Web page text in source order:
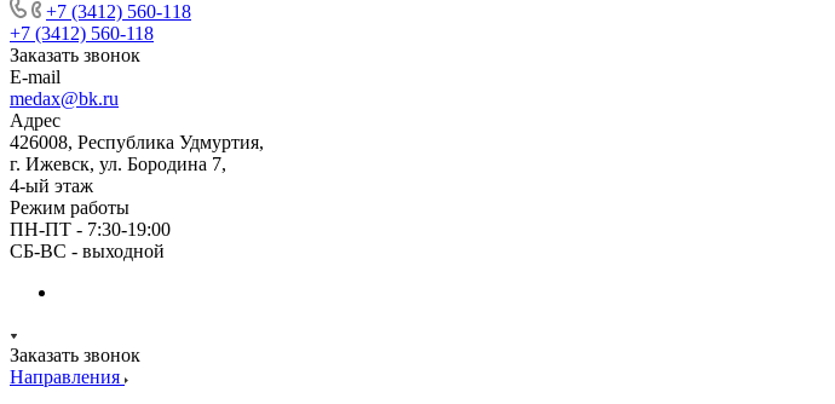
+7 (3412) 560-118
+7 (3412) 560-118
Заказать звонок
E-mail
medax@bk.ru
Адрес
426008, Республика Удмуртия,
г. Ижевск, ул. Бородина 7,
4-ый этаж
Режим работы
ПН-ПТ - 7:30-19:00
СБ-ВС - выходной
Заказать звонок
Направления